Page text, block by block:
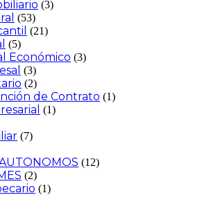
(3)
(53)
(21)
(5)
Económico (3)
(3)
(2)
de Contrato (1)
(1)
(7)
(12)
(2)
(1)